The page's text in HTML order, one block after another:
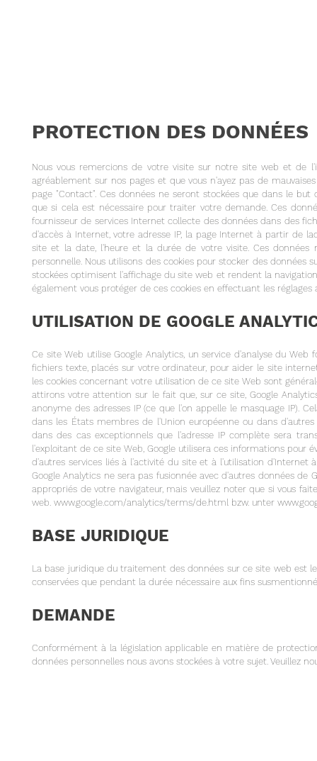
PROTECTION DES DONNÉES
Nous vous remercions de votre visite sur notre site web et de
agréablement sur nos pages et que vous n'ayez pas de
page "Contact". Ces données ne seront stockées que dans le
que si cela est nécessaire pour traiter votre demande. Ces
fournisseur de services Internet collecte des données dans des
d'accès à Internet, votre adresse IP, la page Internet à partir de
site et la date, l'heure et la durée de votre visite. Ces données
personnelle. Nous utilisons des cookies pour stocker des
stockées optimisent l'affichage du site web et rendent la
également vous protéger de ces cookies en effectuant les
UTILISATION DE GOOGLE
Ce site Web utilise Google Analytics, un service d'analyse du Web
fichiers texte, placés sur votre ordinateur, pour aider le site
les cookies concernant votre utilisation de ce site Web sont
attirons votre attention sur le fait que, sur ce site, Google
anonyme des adresses IP (ce que l'on appelle le masquage IP).
dans les États membres de l'Union européenne ou dans
dans des cas exceptionnels que l'adresse IP complète sera
l'exploitant de ce site Web, Google utilisera ces informations
d'autres services liés à l'activité du site et à l'utilisation d'Internet
Google Analytics ne sera pas fusionnée avec d'autres données de
appropriés de votre navigateur, mais veuillez noter que si vous
web. www.google.com/analytics/terms/de.html bzw. unter
BASE JURIDIQUE
La base juridique du traitement des données sur ce site web est
conservées que pendant la durée nécessaire aux fins
DEMANDE
Conformément à la législation applicable en matière de
données personnelles nous avons stockées à votre sujet. Veuillez